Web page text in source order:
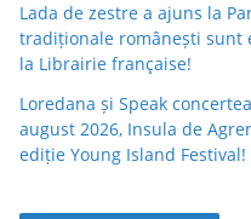
Lada de zestre a ajuns la
tradiționale românești sunt
la Librairie française!
Loredana și Speak
august 2026, Insula de
ediție Young Island Festival!